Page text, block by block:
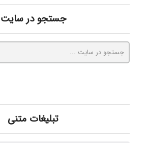
جستجو در سایت
تبلیغات متنی